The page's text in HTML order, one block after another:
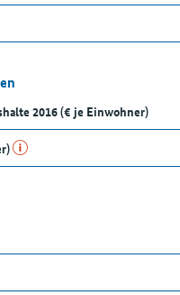
2016 (€ je Einwohner)